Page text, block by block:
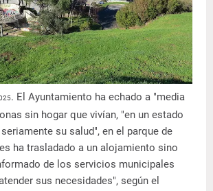
. El Ayuntamiento ha echado a "media
sin hogar que vivían, "en un estado
su salud", en el parque de
ha trasladado a un alojamiento sino
de los servicios municipales
sus necesidades", según el